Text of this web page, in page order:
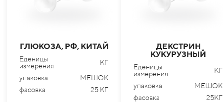
ГЛЮКОЗА, РФ, КИТАЙ
Еденицы
измерения
КГ
упаковка
МЕШОК
фасовка
25 КГ
ДЕКСТРИН
КУКУРУЗНЫЙ
Еденицы
измерения
КГ
упаковка
МЕШОК
фасовка
25КГ